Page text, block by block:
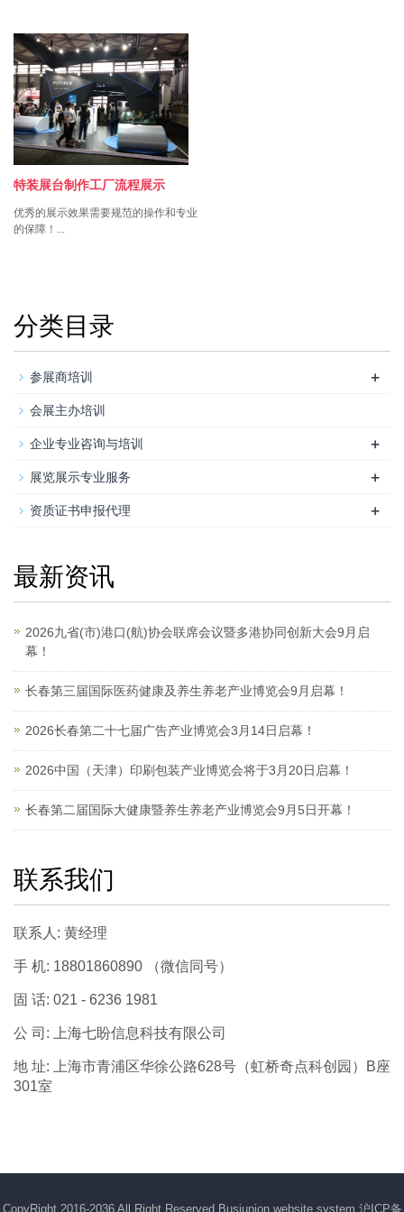
特装展台制作工厂流程展示
优秀的展示效果需要规范的操作和专业
的保障！...
分类目录
参展商培训 +
会展主办培训
企业专业咨询与培训 +
展览展示专业服务 +
资质证书申报代理 +
最新资讯
2026九省(市)港口(航)协会联席会议暨多港协同创新大会9月启
幕！
长春第三届国际医药健康及养生养老产业博览会9月启幕！
2026长春第二十七届广告产业博览会3月14日启幕！
2026中国（天津）印刷包装产业博览会将于3月20日启幕！
长春第二届国际大健康暨养生养老产业博览会9月5日开幕！
联系我们
联系人: 黄经理
手 机: 18801860890 （微信同号）
固 话: 021 - 6236 1981
公 司: 上海七盼信息科技有限公司
地 址: 上海市青浦区华徐公路628号（虹桥奇点科创园）B座
301室
CopyRight 2016-2036 All Right Reserved Busiunion website system 沪ICP备